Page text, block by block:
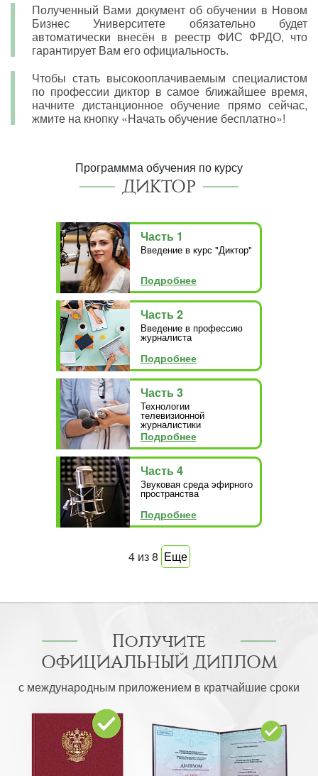
Полученный Вами документ об обучении в Новом
Бизнес Университете обязательно будет
автоматически внесён в реестр ФИС ФРДО, что
гарантирует Вам его официальность.
Чтобы стать высокооплачиваемым специалистом
по профессии диктор в самое ближайшее время,
начните дистанционное обучение прямо сейчас,
жмите на кнопку «Начать обучение бесплатно»!
Программма обучения по курсу
ДИКТОР
Часть 1
Введение в курс "Диктор"
Подробнее
Часть 2
Введение в профессию
журналиста
Подробнее
Часть 3
Технологии
телевизионной
журналистики
Подробнее
Часть 4
Звуковая среда эфирного
пространства
Подробнее
4из8 Еще
Получите
ОФИЦИАЛЬНЫЙ ДИПЛОМ
с международным приложением в кратчайшие сроки